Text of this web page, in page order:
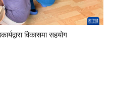
विकासमा सहयोग